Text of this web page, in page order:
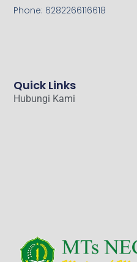
Quick Links
Hubungi Kami
Phone: 6282266116618